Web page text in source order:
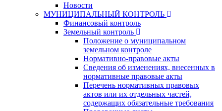
Новости
МУНИЦИПАЛЬНЫЙ КОНТРОЛЬ
Финансовый контроль
Земельный контроль
Положение о муниципальном
земельном контроле
Нормативно-правовые акты
Сведения об изменениях, внесенных в
нормативные правовые акты
Перечень нормативных правовых
актов или их отдельных частей,
содержащих обязательные требования